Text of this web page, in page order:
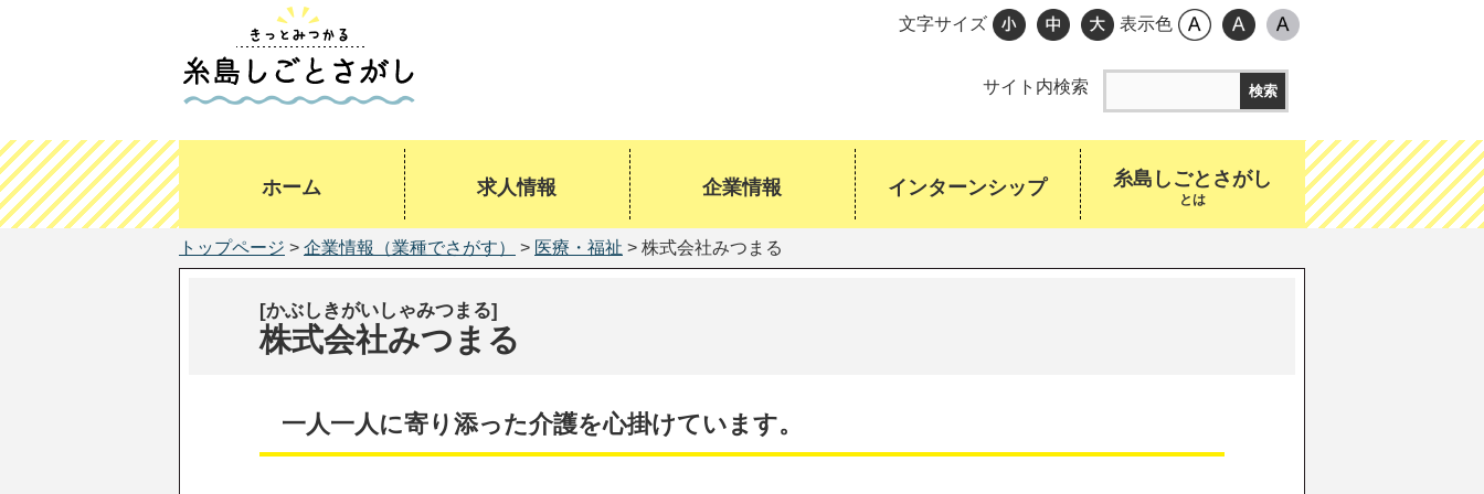
文字サイズ 表示色
サイト内検索
ホーム 求人情報 企業情報 インターンシップ 糸島しごとさがし
とは
トップページ > 企業情報（業種でさがす） > 医療・福祉 > 株式会社みつまる
株式会社みつまる
[かぶしきがいしゃみつまる]
一人一人に寄り添った介護を心掛けています。